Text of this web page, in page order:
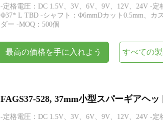
-定格電圧：DC 1.5V、3V、6V、9V、12V、24V -定
Φ37* L TBD -シャフト：Φ6mmDカット0.5mm、カ
ダー -MOQ：500個
最高の価格を手に入れよう すべての
FAGS37-528, 37mm小型スパーギアヘ
-定格電圧：DC 1.5V、3V、6V、9V、12V、24V -定